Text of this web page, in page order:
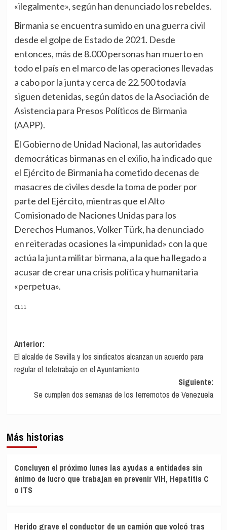
«ilegalmente», según han denunciado los rebeldes.
Birmania se encuentra sumido en una guerra civil
desde el golpe de Estado de 2021. Desde
entonces, más de 8.000 personas han muerto en
todo el país en el marco de las operaciones llevadas
a cabo por la junta y cerca de 22.500 todavía
siguen detenidas, según datos de la Asociación de
Asistencia para Presos Políticos de Birmania
(AAPP).
El Gobierno de Unidad Nacional, las autoridades
democráticas birmanas en el exilio, ha indicado que
el Ejército de Birmania ha cometido decenas de
masacres de civiles desde la toma de poder por
parte del Ejército, mientras que el Alto
Comisionado de Naciones Unidas para los
Derechos Humanos, Volker Türk, ha denunciado
en reiteradas ocasiones la «impunidad» con la que
actúa la junta militar birmana, a la que ha llegado a
acusar de crear una crisis política y humanitaria
«perpetua».
CL11
Navegación
de
entradas
Anterior:
El alcalde de Sevilla y los sindicatos alcanzan un acuerdo para
regular el teletrabajo en el Ayuntamiento
Siguiente:
Se cumplen dos semanas de los terremotos de Venezuela
Más historias
Concluyen el próximo lunes las ayudas a entidades sin
ánimo de lucro que trabajan en prevenir VIH, Hepatitis C
o ITS
Herido grave el conductor de un camión que volcó tras